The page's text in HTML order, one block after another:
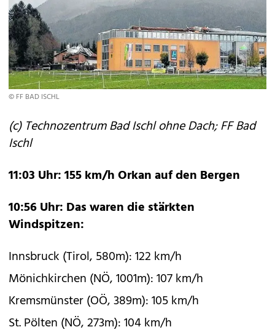
© FF BAD ISCHL
(c) Technozentrum Bad Ischl ohne Dach; FF Bad
Ischl
11:03 Uhr: 155 km/h Orkan auf den Bergen
10:56 Uhr: Das waren die stärkten
Windspitzen:
Innsbruck (Tirol, 580m): 122 km/h
Mönichkirchen (NÖ, 1001m): 107 km/h
Kremsmünster (OÖ, 389m): 105 km/h
St. Pölten (NÖ, 273m): 104 km/h